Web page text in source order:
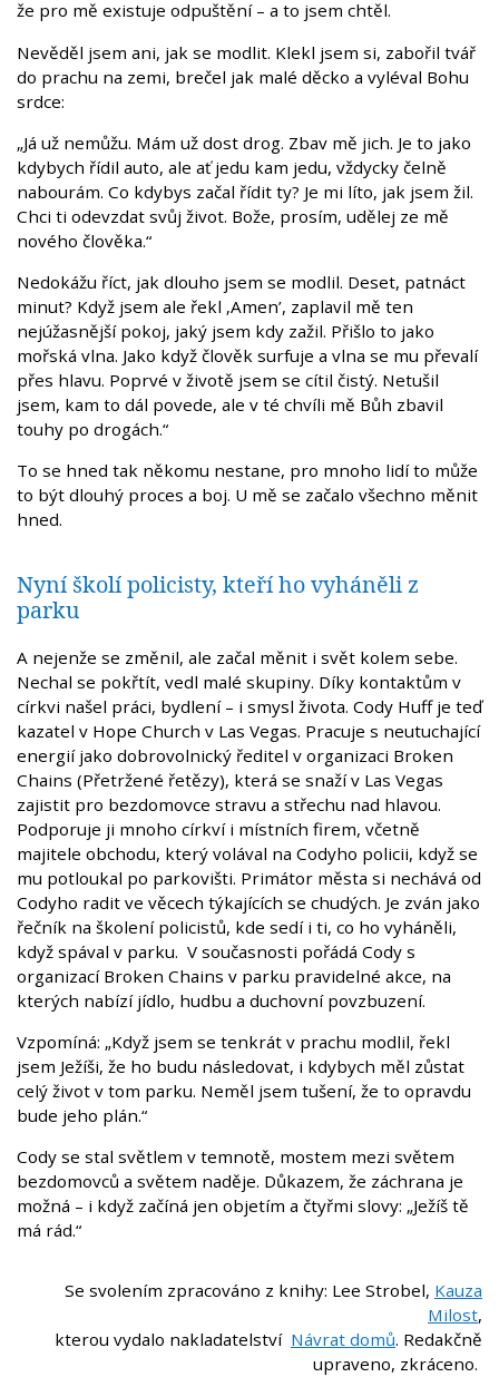
že pro mě existuje odpuštění – a to jsem chtěl.
Nevěděl jsem ani, jak se modlit. Klekl jsem si, zabořil tvář
do prachu na zemi, brečel jak malé děcko a vyléval Bohu
srdce:
„Já už nemůžu. Mám už dost drog. Zbav mě jich. Je to jako
kdybych řídil auto, ale ať jedu kam jedu, vždycky čelně
nabourám. Co kdybys začal řídit ty? Je mi líto, jak jsem žil.
Chci ti odevzdat svůj život. Bože, prosím, udělej ze mě
nového člověka.“
Nedokážu říct, jak dlouho jsem se modlil. Deset, patnáct
minut? Když jsem ale řekl ‚Amen’, zaplavil mě ten
nejúžasnější pokoj, jaký jsem kdy zažil. Přišlo to jako
mořská vlna. Jako když člověk surfuje a vlna se mu převalí
přes hlavu. Poprvé v životě jsem se cítil čistý. Netušil
jsem, kam to dál povede, ale v té chvíli mě Bůh zbavil
touhy po drogách.“
To se hned tak někomu nestane, pro mnoho lidí to může
to být dlouhý proces a boj. U mě se začalo všechno měnit
hned.
Nyní školí policisty, kteří ho vyháněli z
parku
A nejenže se změnil, ale začal měnit i svět kolem sebe.
Nechal se pokřtít, vedl malé skupiny. Díky kontaktům v
církvi našel práci, bydlení – i smysl života. Cody Huff je teď
kazatel v Hope Church v Las Vegas. Pracuje s neutuchající
energií jako dobrovolnický ředitel v organizaci Broken
Chains (Přetržené řetězy), která se snaží v Las Vegas
zajistit pro bezdomovce stravu a střechu nad hlavou.
Podporuje ji mnoho církví i místních firem, včetně
majitele obchodu, který volával na Codyho policii, když se
mu potloukal po parkovišti. Primátor města si nechává od
Codyho radit ve věcech týkajících se chudých. Je zván jako
řečník na školení policistů, kde sedí i ti, co ho vyháněli,
když spával v parku. V současnosti pořádá Cody s
organizací Broken Chains v parku pravidelné akce, na
kterých nabízí jídlo, hudbu a duchovní povzbuzení.
Vzpomíná: „Když jsem se tenkrát v prachu modlil, řekl
jsem Ježíši, že ho budu následovat, i kdybych měl zůstat
celý život v tom parku. Neměl jsem tušení, že to opravdu
bude jeho plán.“
Cody se stal světlem v temnotě, mostem mezi světem
bezdomovců a světem naděje. Důkazem, že záchrana je
možná – i když začíná jen objetím a čtyřmi slovy: „Ježíš tě
má rád.“
Se svolením zpracováno z knihy: Lee Strobel, Kauza
Milost,
kterou vydalo nakladatelství Návrat domů. Redakčně
upraveno, zkráceno.